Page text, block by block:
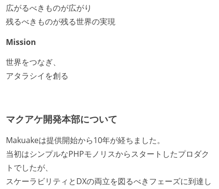
広がるべきものが広がり
残るべきものが残る世界の実現
Mission
世界をつなぎ、
アタラシイを創る
マクアケ開発本部について
Makuakeは提供開始から10年が経ちました。
当初はシンプルなPHPモノリスからスタートしたプロダク
トでしたが、
スケーラビリティとDXの両立を図るべきフェーズに到達し